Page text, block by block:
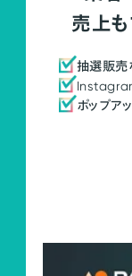
売上も
抽選販売
ポップア